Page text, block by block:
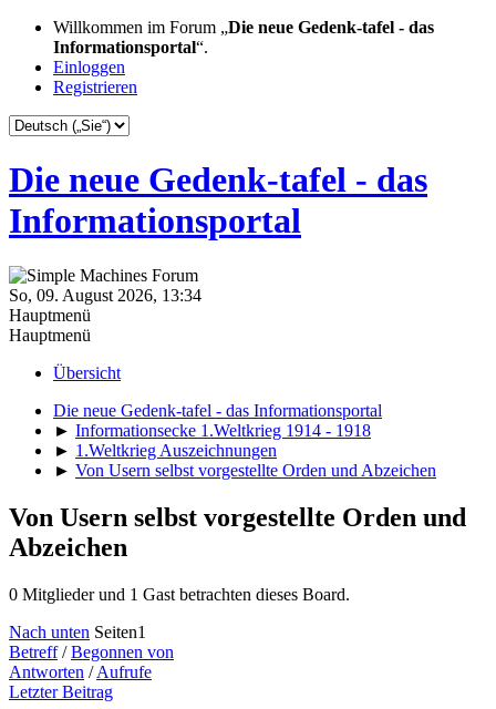
Willkommen im Forum „Die neue Gedenk-tafel - das
Informationsportal“.
Einloggen
Registrieren
Die neue Gedenk-tafel - das
Informationsportal
So, 09. August 2026, 13:34
Hauptmenü
Hauptmenü
Übersicht
Die neue Gedenk-tafel - das Informationsportal
► Informationsecke 1.Weltkrieg 1914 - 1918
► 1.Weltkrieg Auszeichnungen
► Von Usern selbst vorgestellte Orden und Abzeichen
Von Usern selbst vorgestellte Orden und
Abzeichen
0 Mitglieder und 1 Gast betrachten dieses Board.
Nach unten Seiten1
Betreff/Begonnen von
Antworten /Aufrufe
Letzter Beitrag